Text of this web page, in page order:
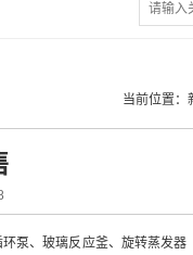
当前位置：
、玻璃反应釜、旋转蒸发器